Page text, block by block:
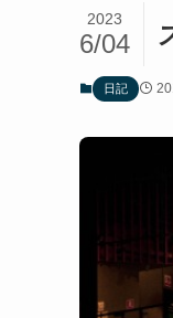
2023
6/04
日記